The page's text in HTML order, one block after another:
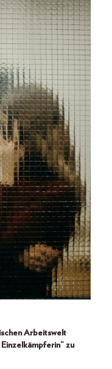
Arbeitswelt
zu